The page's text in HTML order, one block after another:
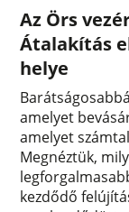
Az Örs
Átalakítás
helye
amelyet
amelyet
Megnéztük,
kezdődő